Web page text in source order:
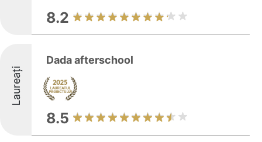
8.2
Laureați
Dada afterschool
8.5